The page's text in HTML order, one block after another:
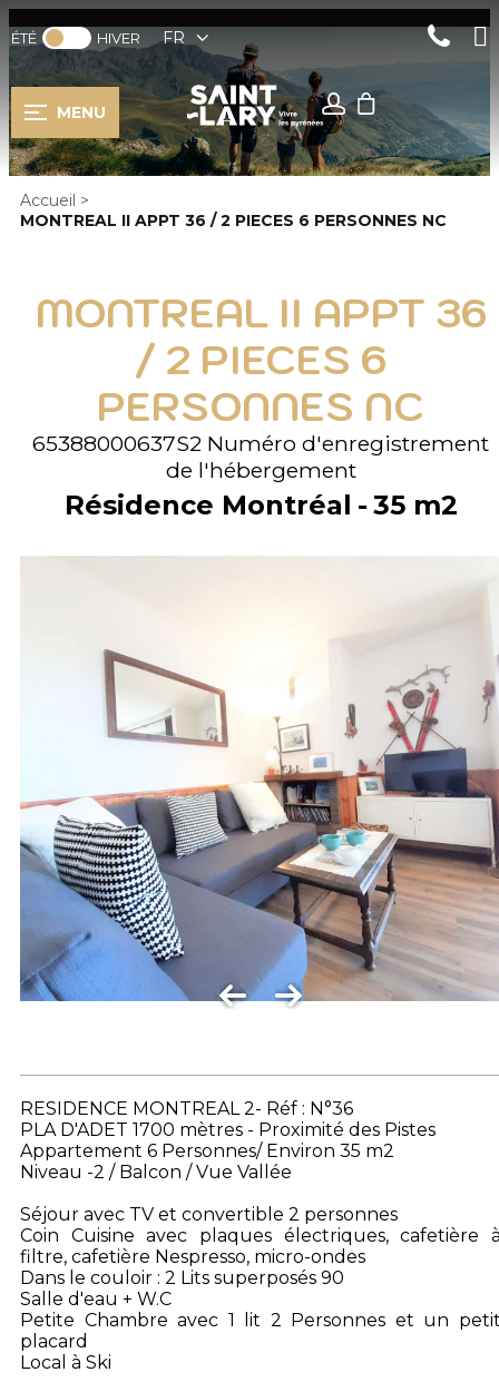
ÉTÉ HIVER FR
MENU
Accueil >
MONTREAL II APPT 36 / 2 PIECES 6 PERSONNES NC
MONTREAL II APPT 36
/ 2 PIECES 6
PERSONNES NC
65388000637S2 Numéro d'enregistrement
de l'hébergement
Résidence Montréal 35 m2
RESIDENCE MONTREAL 2- Réf : N°36
PLA D'ADET 1700 mètres - Proximité des Pistes
Appartement 6 Personnes/ Environ 35 m2
Niveau -2 / Balcon / Vue Vallée
Séjour avec TV et convertible 2 personnes
Coin Cuisine avec plaques électriques, cafetière
filtre, cafetière Nespresso, micro-ondes
Dans le couloir : 2 Lits superposés 90
Salle d'eau + W.C
Petite Chambre avec 1 lit 2 Personnes et un
placard
Local à Ski